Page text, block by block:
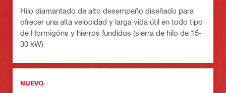
Hilo diamantado de alto desempeño diseñado para
ofrecer una alta velocidad y larga vida útil en todo tipo
de Hormigóns y hierros fundidos (sierra de hilo de 15-
30 kW)
NUEVO